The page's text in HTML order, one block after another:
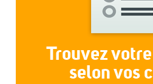
Trouvez
selon vos